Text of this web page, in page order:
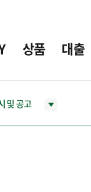
상품 대출
및 공고